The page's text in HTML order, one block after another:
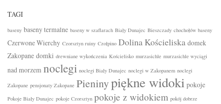
TAGI
baseny baseny termalne baseny w szaflarach Biały Dunajec Bieszczady chochołów baseny
Czerwone Wierchy Czorsztyn ruiny Czołpino Dolina Kościeliska domek
Zakopane domki drewniane wykończenia Kościelisko murzasichle murzasichle wyciągi
nad morzem noclegi noclegi Biały Dunajec noclegi w Zakopanem noclegi
Zakopane pensjonaty Zakopane Pieninypiękne widoki pokoje
Pokoje Biały Dunajec pokoje Czorsztyn pokoje z widokiem pokój dobrze